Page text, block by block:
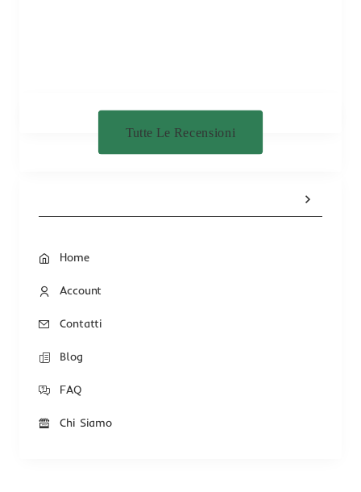
Tutte Le Recensioni
Home
Account
Contatti
Blog
FAQ
Chi Siamo